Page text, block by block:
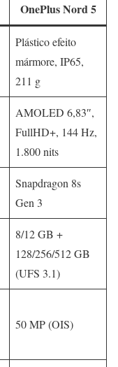
OnePlus Nord 5
Plástico efeito
mármore, IP65,
211 g
AMOLED 6,83″,
FullHD+, 144 Hz,
1.800 nits
Snapdragon 8s
Gen 3
8/12 GB +
128/256/512 GB
(UFS 3.1)
50 MP (OIS)